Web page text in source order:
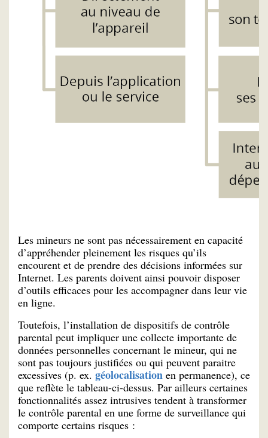
Les mineurs ne sont pas nécessairement en capacité
d’appréhender pleinement les risques qu’ils
encourent et de prendre des décisions informées sur
Internet. Les parents doivent ainsi pouvoir disposer
d’outils efficaces pour les accompagner dans leur vie
en ligne.
Toutefois, l’installation de dispositifs de contrôle
parental peut impliquer une collecte importante de
données personnelles concernant le mineur, qui ne
sont pas toujours justifiées ou qui peuvent paraitre
excessives (p. ex. géolocalisation en permanence), ce
que reflète le tableau-ci-dessus. Par ailleurs certaines
fonctionnalités assez intrusives tendent à transformer
le contrôle parental en une forme de surveillance qui
comporte certains risques :